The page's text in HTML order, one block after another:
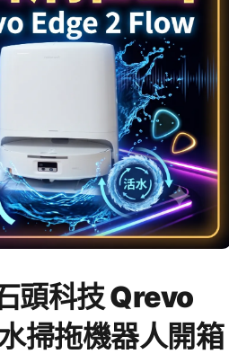
頭科技 Qrevo
掃拖機器人開箱